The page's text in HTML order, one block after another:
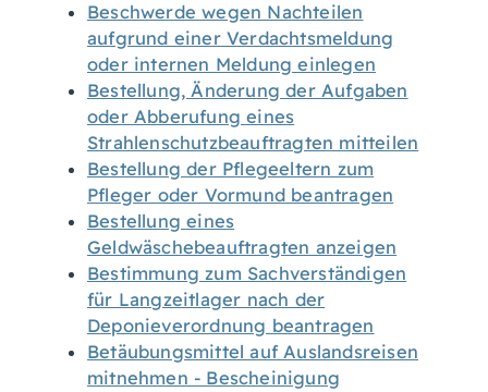
Beschwerde wegen Nachteilen
aufgrund einer Verdachtsmeldung
oder internen Meldung einlegen
Bestellung, Änderung der Aufgaben
oder Abberufung eines
Strahlenschutzbeauftragten mitteilen
Bestellung der Pflegeeltern zum
Pfleger oder Vormund beantragen
Bestellung eines
Geldwäschebeauftragten anzeigen
Bestimmung zum Sachverständigen
für Langzeitlager nach der
Deponieverordnung beantragen
Betäubungsmittel auf Auslandsreisen
mitnehmen - Bescheinigung